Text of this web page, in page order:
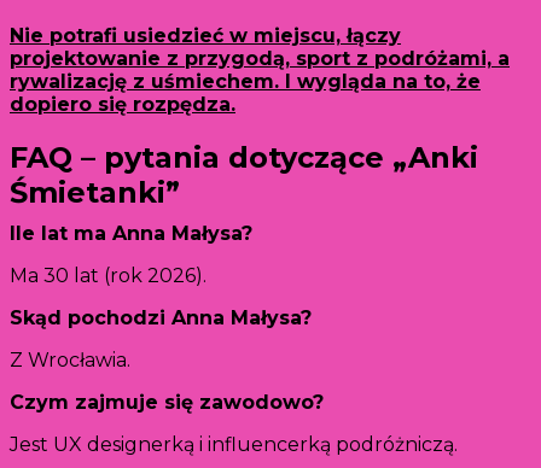
Nie potrafi usiedzieć w miejscu, łączy
projektowanie z przygodą, sport z podróżami, a
rywalizację z uśmiechem. I wygląda na to, że
dopiero się rozpędza.
FAQ – pytania dotyczące „Anki
Śmietanki”
Ile lat ma Anna Małysa?
Ma 30 lat (rok 2026).
Skąd pochodzi Anna Małysa?
Z Wrocławia.
Czym zajmuje się zawodowo?
Jest UX designerką i influencerką podróżniczą.